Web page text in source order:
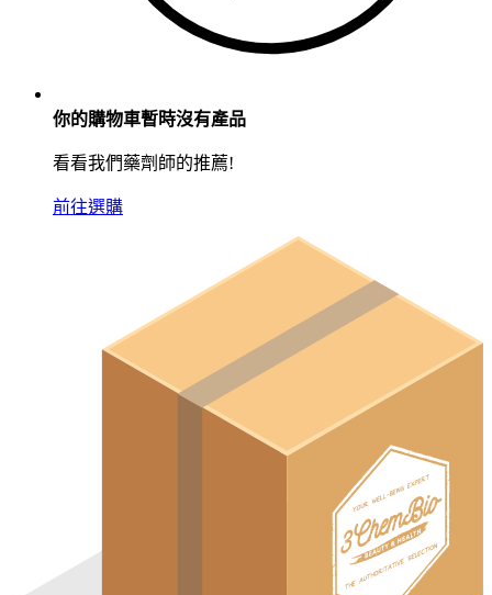
你的購物車暫時沒有產品
看看我們藥劑師的推薦!
前往選購